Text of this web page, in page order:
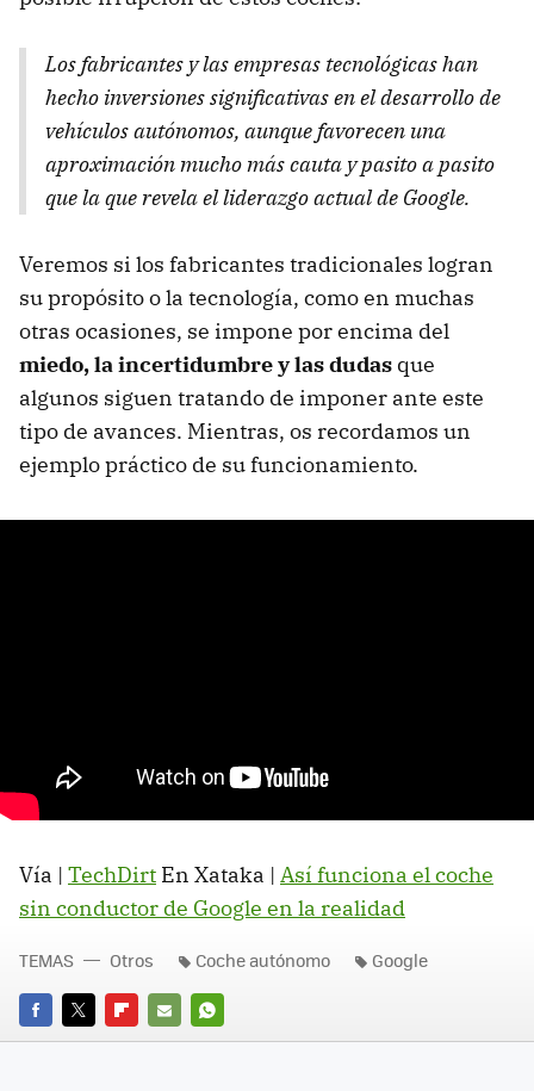
Los fabricantes y las empresas tecnológicas han
hecho inversiones significativas en el desarrollo de
vehículos autónomos, aunque favorecen una
aproximación mucho más cauta y pasito a pasito
que la que revela el liderazgo actual de Google.
Veremos si los fabricantes tradicionales logran
su propósito o la tecnología, como en muchas
otras ocasiones, se impone por encima del
miedo, la incertidumbre y las dudas que
algunos siguen tratando de imponer ante este
tipo de avances. Mientras, os recordamos un
ejemplo práctico de su funcionamiento.
Vía | TechDirt En Xataka | Así funciona el coche
sin conductor de Google en la realidad
FACEBOOK
TWITTERFLIPBOARD
E-
WHATSAPP
TEMAS Otros Coche autónomo Google